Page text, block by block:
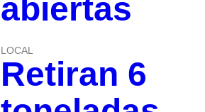
abiertas
LOCAL
Retiran 6